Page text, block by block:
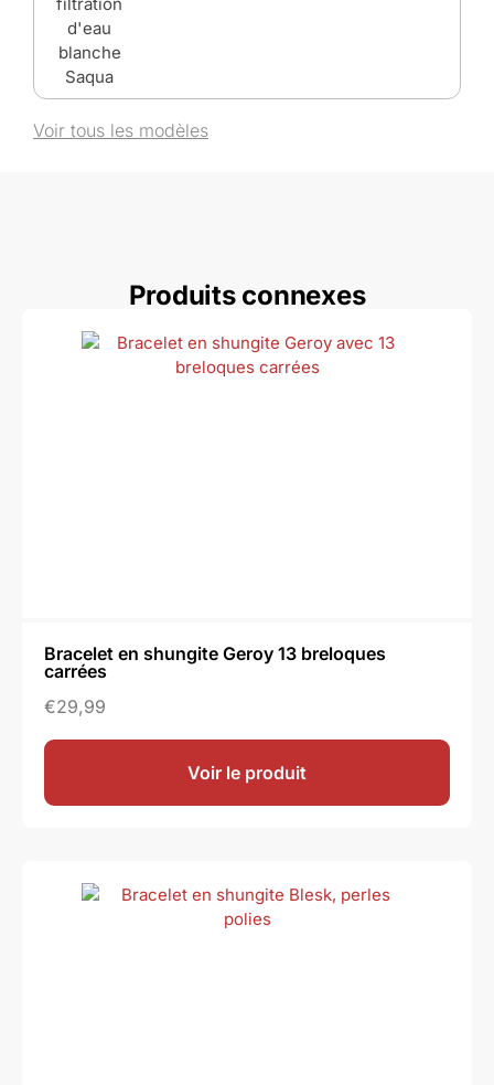
Voir tous les modèles
Produits connexes
Bracelet en shungite Geroy 13 breloques
carrées
€29,99
Voir le produit